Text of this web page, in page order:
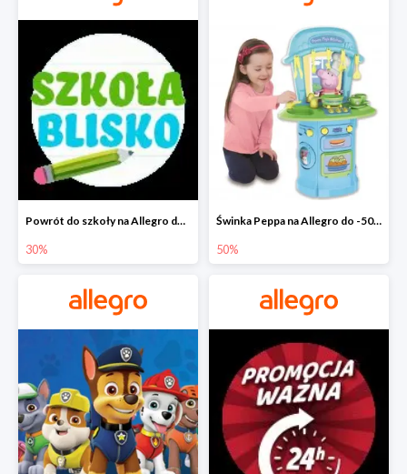
Powrót do szkoły na Allegro do -30%
30%
Świnka Peppa na Allegro do -50%
50%